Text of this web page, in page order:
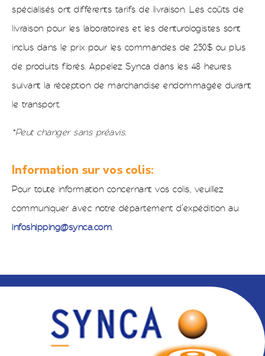
spécialisés ont différents tarifs de livraison. Les coûts de
livraison pour les laboratoires et les denturologistes sont
inclus dans le prix pour les commandes de 250$ ou plus
de produits fibrés. Appelez Synca dans les 48 heures
suivant la réception de marchandise endommagée durant
le transport.
*Peut changer sans préavis.
Information sur vos colis:
Pour toute information concernant vos colis, veuillez
communiquer avec notre département d’expédition au
infoshipping@synca.com.